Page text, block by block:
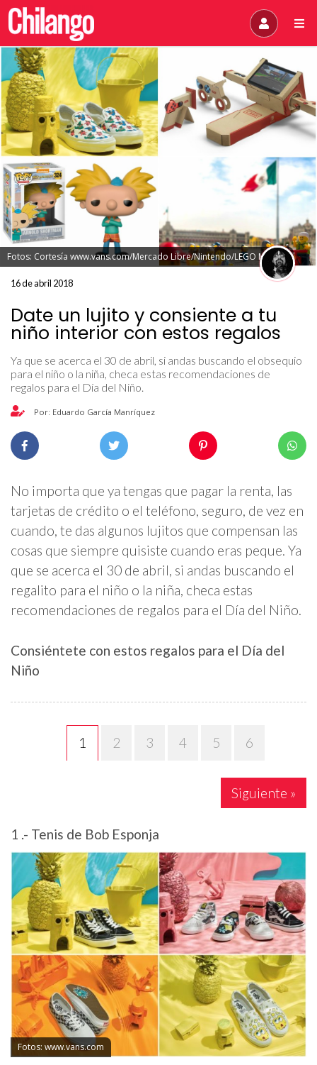
Fotos: Cortesía www.vans.com/Mercado Libre/Nintendo/LEGO México
16 de abril 2018
Date un lujito y consiente a tu
niño interior con estos regalos
Ya que se acerca el 30 de abril, si andas buscando el obsequio
para el niño o la niña, checa estas recomendaciones de
regalos para el Día del Niño.
Por: Eduardo García Manríquez
No importa que ya tengas que pagar la renta, las
tarjetas de crédito o el teléfono, seguro, de vez en
cuando, te das algunos lujitos que compensan las
cosas que siempre quisiste cuando eras peque. Ya
que se acerca el 30 de abril, si andas buscando el
regalito para el niño o la niña, checa estas
recomendaciones de regalos para el Día del Niño.
Consiéntete con estos regalos para el Día del
Niño
1 2 3 4 5 6
Siguiente »
1 .- Tenis de Bob Esponja
Fotos: www.vans.com